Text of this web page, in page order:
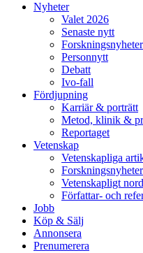
Nyheter
Valet 2026
Senaste nytt
Forskningsnyheter
Personnytt
Debatt
Ivo-fall
Fördjupning
Karriär & porträtt
Metod, klinik &
Reportaget
Vetenskap
Vetenskapliga
Forskningsnyheter
Vetenskapligt
Författar- och
Jobb
Köp & Sälj
Annonsera
Prenumerera